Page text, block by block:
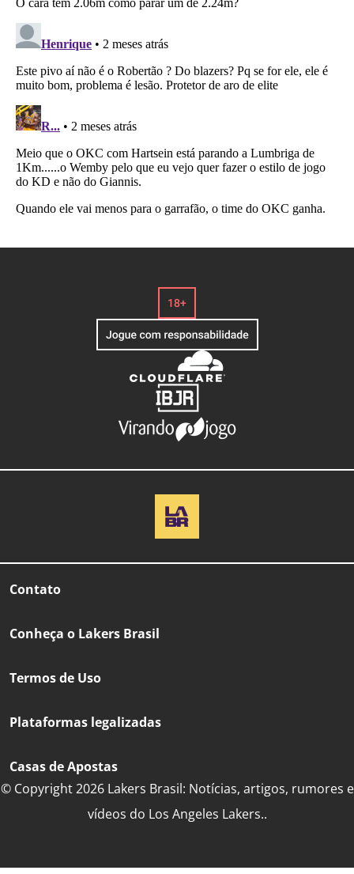
Contato
Conheça o Lakers Brasil
Termos de Uso
Plataformas legalizadas
Casas de Apostas
© Copyright 2026 Lakers Brasil: Notícias, artigos, rumores e
vídeos do Los Angeles Lakers..